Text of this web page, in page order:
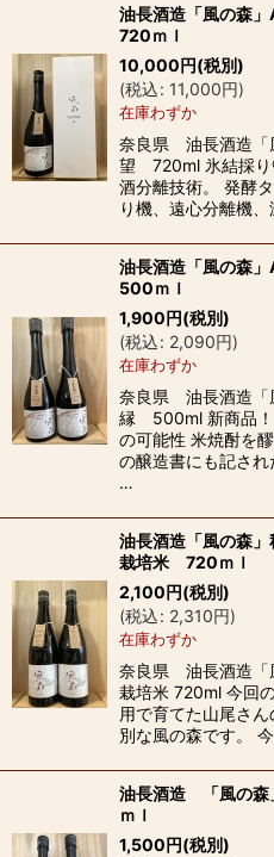
油長酒造「風の森
720ｍｌ
10,000円(税別)
(税込: 11,000円)
在庫わずか
奈良県 油長酒造「
望 720ml 氷結採り
酒分離技術。 発酵
り機、遠心分離機
油長酒造「風の森
500ｍｌ
1,900円(税別)
(税込: 2,090円)
在庫わずか
奈良県 油長酒造「
縁 500ml 新商品！
の可能性 米焼酎を
の醸造書にも記され
…
油長酒造「風の森
栽培米 720ｍｌ
2,100円(税別)
(税込: 2,310円)
在庫わずか
奈良県 油長酒造「
栽培米 720ml 今回
用で育てた山尾さ
別な風の森です。
油長酒造 「風の
ｍｌ
1,500円(税別)